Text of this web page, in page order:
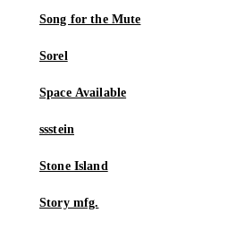
Song for the Mute
Sorel
Space Available
ssstein
Stone Island
Story mfg.